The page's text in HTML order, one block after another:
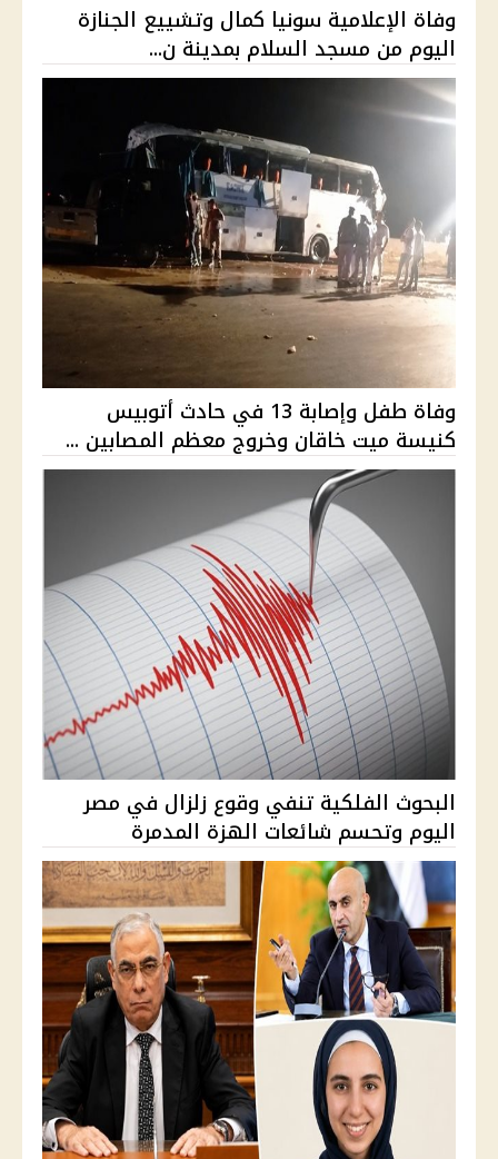
وفاة الإعلامية سونيا كمال وتشييع الجنازة
اليوم من مسجد السلام بمدينة ن...
وفاة طفل وإصابة 13 في حادث أتوبيس
كنيسة ميت خاقان وخروج معظم المصابين ...
البحوث الفلكية تنفي وقوع زلزال في مصر
اليوم وتحسم شائعات الهزة المدمرة